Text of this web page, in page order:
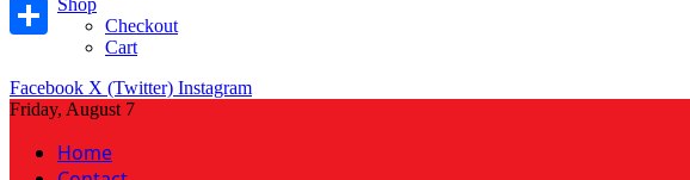
Shop
Checkout
Cart
Facebook X (Twitter) Instagram
Friday, August 7
Home
Twitter